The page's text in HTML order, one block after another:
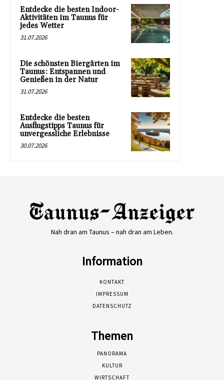
Entdecke die besten Indoor-
Aktivitäten im Taunus für
jedes Wetter
31.07.2026
Die schönsten Biergärten im
Taunus: Entspannen und
Genießen in der Natur
31.07.2026
Entdecke die besten
Ausflugstipps Taunus für
unvergessliche Erlebnisse
30.07.2026
Nah dran am Taunus – nah dran am Leben.
Information
KONTAKT
IMPRESSUM
DATENSCHUTZ
Themen
PANORAMA
KULTUR
WIRTSCHAFT